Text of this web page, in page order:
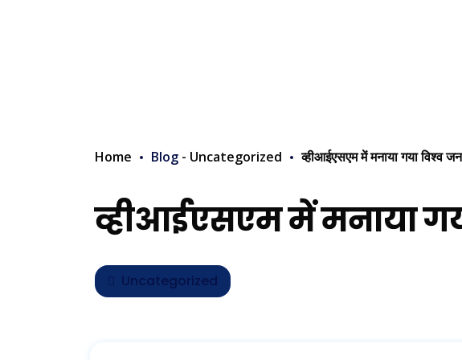
Home Blog - Uncategorized व्हीआईएसएम में मनाया गया विश्व
व्हीआईएसएम में मनाया
Uncategorized